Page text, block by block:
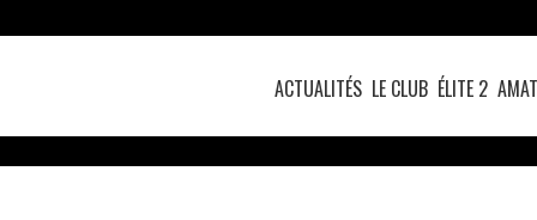
ACTUALITÉS LE CLUB ÉLITE 2